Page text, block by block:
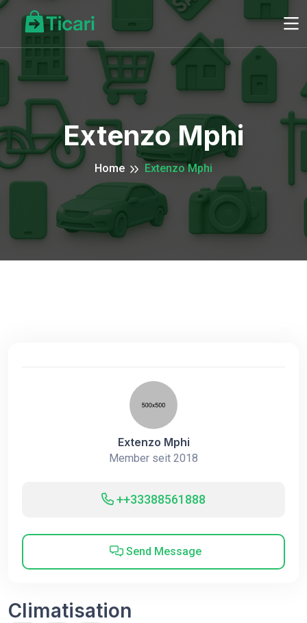
Extenzo Mphi
Home Extenzo Mphi
Extenzo Mphi
Member seit 2018
++33388561888
Send Message
Climatisation